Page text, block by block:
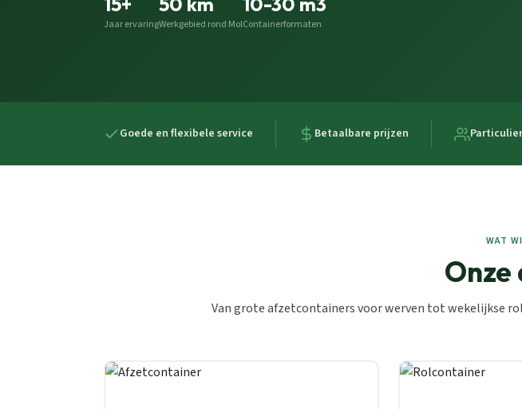
Jaar ervaringWerkgebied rond MolContainerformaten
Goede en flexibele service Betaalbare prijzen
WAT
Onze
Van grote afzetcontainers voor werven tot wekelijkse